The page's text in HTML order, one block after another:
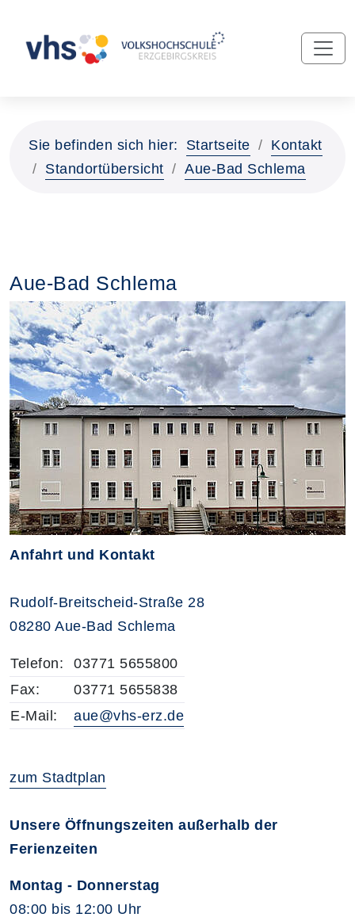
Sie befinden sich hier: Startseite
Kontakt
Standortübersicht
Aue-Bad Schlema
Aue-Bad Schlema
Anfahrt und Kontakt
Rudolf-Breitscheid-Straße 28
08280 Aue-Bad Schlema
Telefon: 03771 5655800
Fax:
03771 5655838
E-Mail:
aue@vhs-erz.de
zum Stadtplan
Unsere Öffnungszeiten außerhalb der
Ferienzeiten
Montag - Donnerstag
08:00 bis 12:00 Uhr